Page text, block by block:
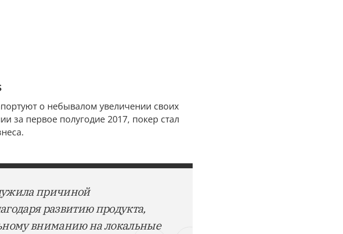
о небывалом увеличении своих
за первое полугодие 2017, покер стал
причиной
развитию продукта,
вниманию на локальные